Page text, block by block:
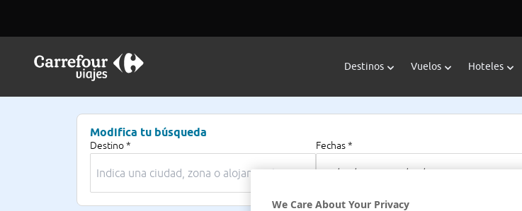
Destinos Vuelos Hoteles
Modifica tu búsqueda
Destino * Fechas *
08/08/2026 - 08/08/2027
We Care About Your Privacy